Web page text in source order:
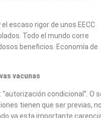
escaso rigor de unos EECC
Todo el mundo corre
beneficios. Economía de
vacunas
condicional”. O
tienen que ser previas,
ya esta importante